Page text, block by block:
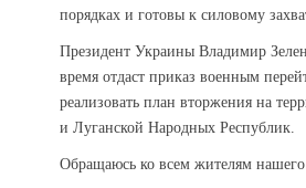
порядках и готовы к силовому
Президент Украины Владимир
время отдаст приказ военным
реализовать план вторжения на
и Луганской Народных Республик.
Обращаюсь ко всем жителям нашего